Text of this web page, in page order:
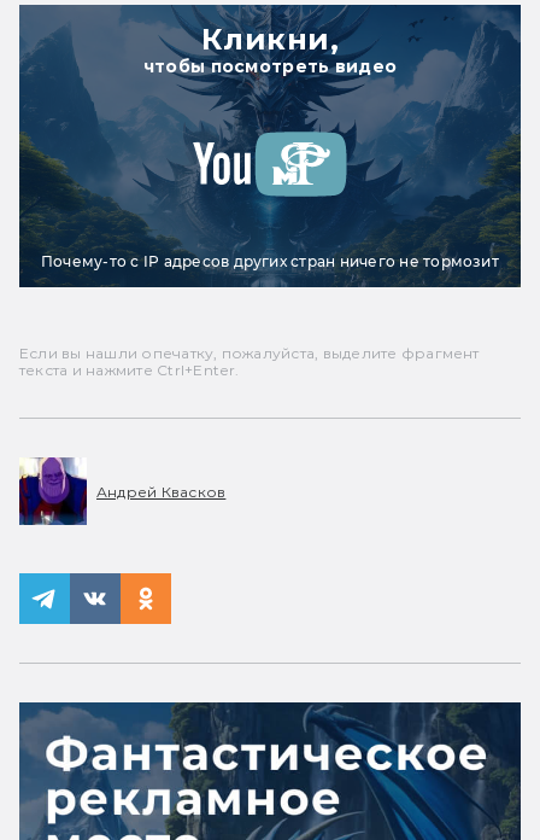
Кликни,
чтобы посмотреть видео
Почему-то с IP адресов других стран ничего не тормозит
Если вы нашли опечатку, пожалуйста, выделите фрагмент
текста и нажмите Ctrl+Enter.
Андрей Квасков